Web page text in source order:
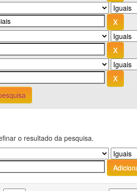
o resultado da pesquisa.